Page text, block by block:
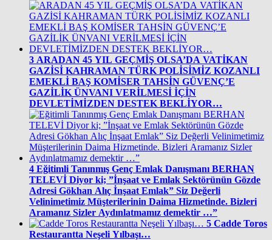
3 ARADAN 45 YIL GEÇMİŞ OLSA’DA VATİKAN
GAZİSİ KAHRAMAN TÜRK POLİSİMİZ KOZANLI
EMEKLİ BAŞ KOMİSER TAHSİN GÜVENÇ’E
GAZİLİK ÜNVANI VERİLMESİ İÇİN
DEVLETİMİZDEN DESTEK BEKLİYOR…
4 Eğitimli Tanınmış Genç Emlak Danışmanı BERHAN
TELEVİ Diyor ki; ”İnşaat ve Emlak Sektörünün Gözde
Adresi Gökhan Alıç İnşaat Emlak” Siz Değerli
Velinimetimiz Müşterilerinin Daima Hizmetinde. Bizleri
Aramanız Sizler Aydınlatmamız demektir …”
5 Cadde Toros
Restaurantta Neşeli Yılbaşı…